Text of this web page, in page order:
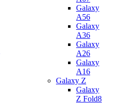
Galaxy
A56
Galaxy
A36
Galaxy
A26
Galaxy
A16
Galaxy Z
Galaxy
Z Fold8